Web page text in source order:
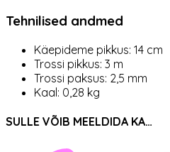
Tehnilised andmed
Käepideme pikkus: 14 cm
Trossi pikkus: 3 m
Trossi paksus: 2,5 mm
Kaal: 0,28 kg
SULLE VÕIB MEELDIDA KA…